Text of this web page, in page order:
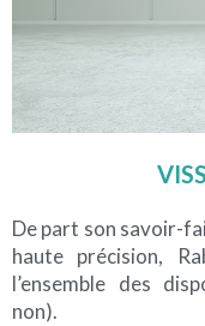
De part son savoir-
haute précision,
l’ensemble des
non).